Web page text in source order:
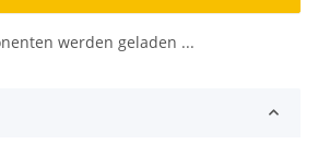
werden geladen ...